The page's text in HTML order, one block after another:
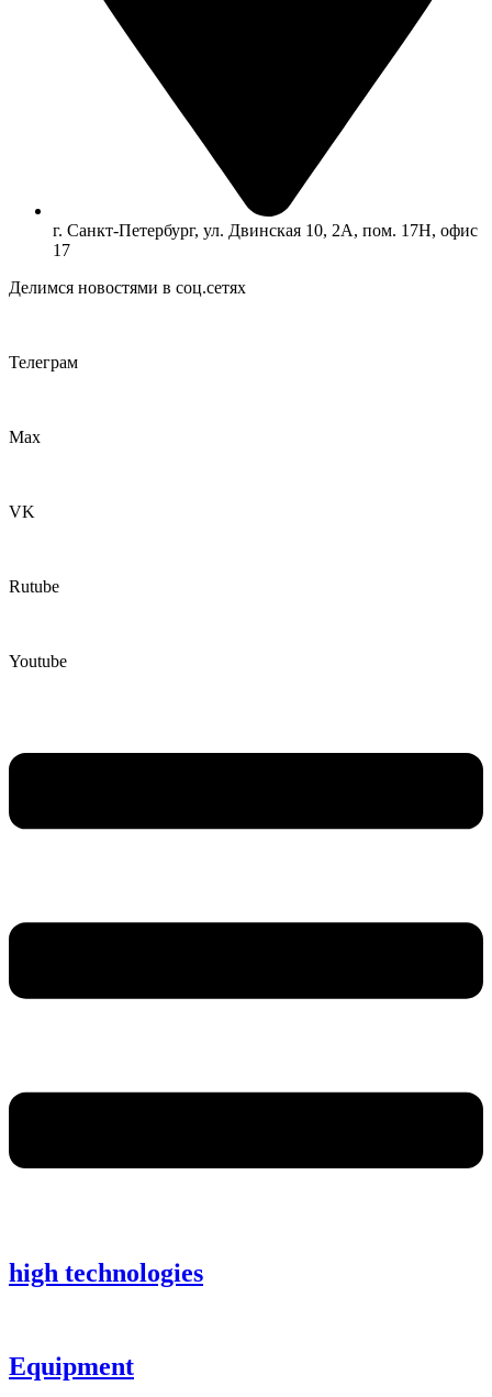
г. Санкт-Петербург, ул. Двинская 10, 2А, пом. 17Н, офис
17
Делимся новостями в соц.сетях
Телеграм
Max
VK
Rutube
Youtube
high technologies
Equipment